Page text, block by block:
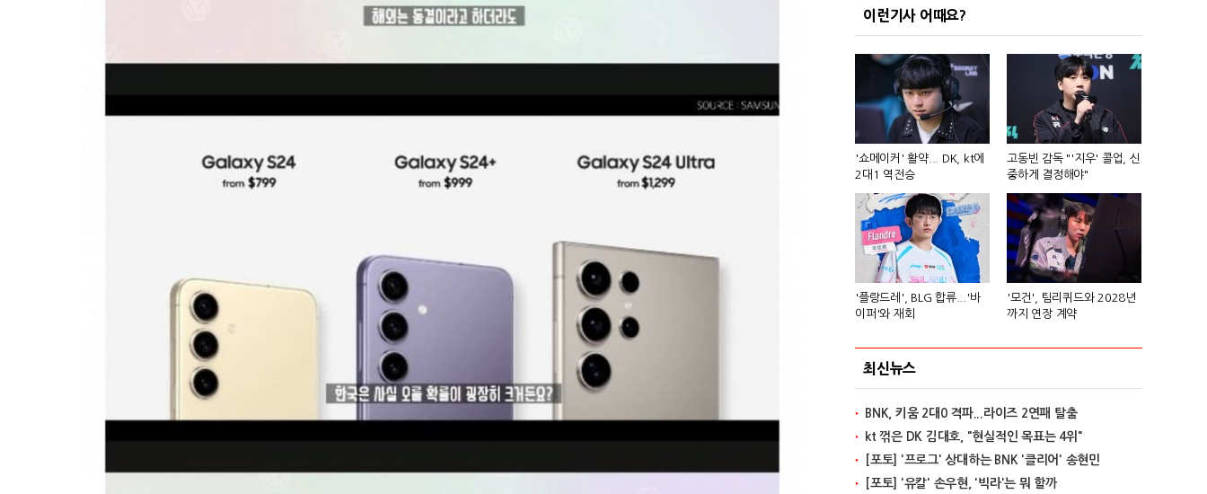
이런기사 어때요?
'쇼메이커' 활약... DK, kt에
2대1 역전승
고동빈 감독 "'지우' 콜업, 신
중하게 결정해야"
'플랑드레', BLG 합류...'바
이퍼'와 재회
'모건', 팀리퀴드와 2028년
까지 연장 계약
최신뉴스
BNK, 키움 2대0 격파...라이즈 2연패 탈출
kt 꺾은 DK 김대호, "현실적인 목표는 4위"
[포토] '프로그' 상대하는 BNK '클리어' 송현민
[포토] '유칼' 손우현, '빅라'는 뭐 할까